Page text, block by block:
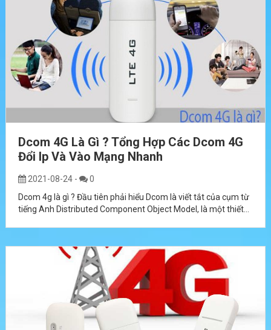
Dcom 4G Là Gì ? Tổng Hợp Các Dcom 4G
Đổi Ip Và Vào Mạng Nhanh
2021-08-24 -
0
Dcom 4g là gì ? Đầu tiên phải hiểu Dcom là viết tắt của cụm từ
tiếng Anh Distributed Component Object Model, là một thiết...